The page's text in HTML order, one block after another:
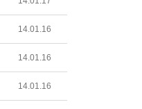
14.01.16
14.01.16
14.01.16